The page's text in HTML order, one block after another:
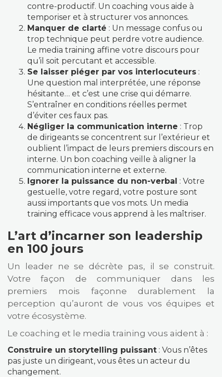
contre-productif. Un coaching vous aide à
temporiser et à structurer vos annonces.
Manquer de clarté : Un message confus ou
trop technique peut perdre votre audience.
Le media training affine votre discours pour
qu’il soit percutant et accessible.
Se laisser piéger par vos interlocuteurs :
Une question mal interprétée, une réponse
hésitante… et c’est une crise qui démarre.
S’entraîner en conditions réelles permet
d’éviter ces faux pas.
Négliger la communication interne : Trop
de dirigeants se concentrent sur l’extérieur et
oublient l’impact de leurs premiers discours en
interne. Un bon coaching veille à aligner la
communication interne et externe.
Ignorer la puissance du non-verbal : Votre
gestuelle, votre regard, votre posture sont
aussi importants que vos mots. Un media
training efficace vous apprend à les maîtriser.
L’art d’incarner son leadership
en 100 jours
Un leader ne se décrète pas, il se construit.
Votre façon de communiquer dans les
premiers mois façonne durablement la
perception qu’auront de vous vos équipes et
votre écosystème.
Le coaching et le media training vous aident à :
Construire un storytelling puissant : Vous n’êtes
pas juste un dirigeant, vous êtes un acteur du
changement.